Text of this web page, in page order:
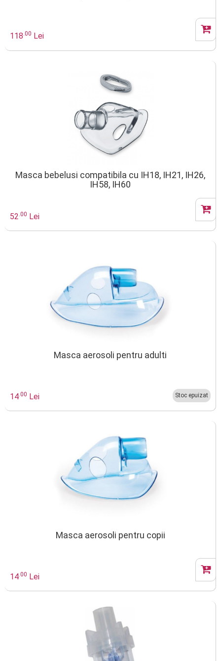
118 .00 Lei
Masca bebelusi compatibila cu IH18, IH21, IH26,
IH58, IH60
52 .00 Lei
Masca aerosoli pentru adulti
14 .00 Lei Stoc epuizat
Masca aerosoli pentru copii
14 .00 Lei